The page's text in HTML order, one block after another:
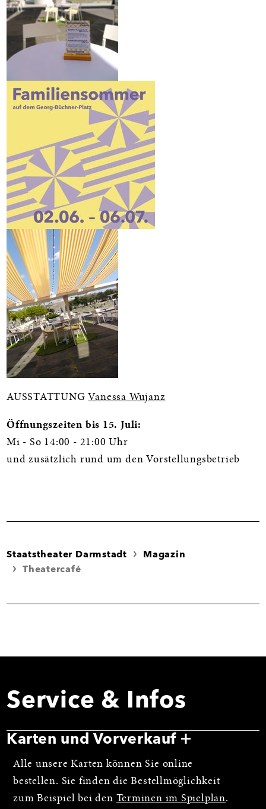
AUSSTATTUNG Vanessa Wujanz
Öffnungszeiten bis 15. Juli:
Mi - So 14:00 - 21:00 Uhr
und zusätzlich rund um den Vorstellungsbetrieb
Staatstheater Darmstadt
Magazin
Theatercafé
Service & Infos
Karten und Vorverkauf
Alle unsere Karten können Sie online
bestellen. Sie finden die Bestellmöglichkeit
zum Beispiel bei den Terminen im Spielplan.